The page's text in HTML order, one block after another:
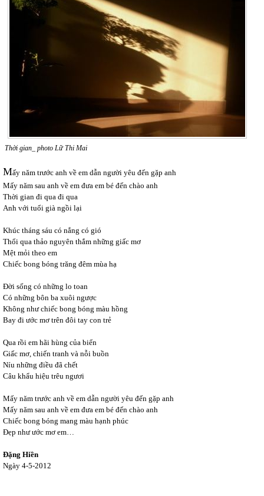
Thời gian_ photo Lữ Thi Mai
Mấy năm trước anh về em dẫn người yêu đến gặp anh
Mấy năm sau anh về em đưa em bé đến chào anh
Thời gian đi qua đi qua
Anh với tuổi già ngồi lại
Khúc tháng sáu có nắng có gió
Thổi qua thảo nguyên thắm những giấc mơ
Mệt mỏi theo em
Chiếc bong bóng trăng đêm mùa hạ
Đời sống có những lo toan
Có những bôn ba xuôi ngược
Không như chiếc bong bóng màu hồng
Bay đi ước mơ trên đôi tay con trẻ
Qua rồi em hãi hùng của biển
Giấc mơ, chiến tranh và nỗi buồn
Níu những điều đã chết
Câu khẩu hiệu trêu ngươi
Mấy năm trước anh về em dẫn người yêu đến gặp anh
Mấy năm sau anh về em đưa em bé đến chào anh
Chiếc bong bóng mang màu hạnh phúc
Đẹp như ước mơ em…
Đặng Hiền
Ngày 4-5-2012